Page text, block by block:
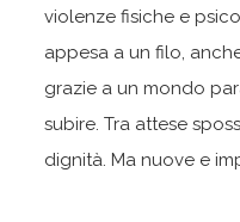
violenze fisiche e
appesa a un filo,
grazie a un mondo
subire. Tra attese
dignità. Ma nuove e